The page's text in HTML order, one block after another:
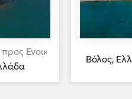
Ενοικίαση
Βόλος,